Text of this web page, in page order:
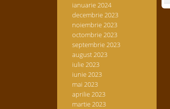
ianuarie 2024
decembrie 2023
noiembrie 2023
octombrie 2023
septembrie 2023
august 2023
iulie 2023
iunie 2023
mai 2023
aprilie 2023
martie 2023